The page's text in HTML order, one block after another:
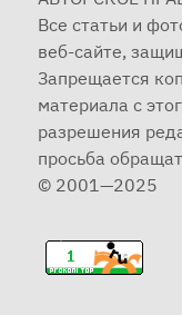
Все статьи и
веб-сайте,
Запрещается
материала с
разрешения
просьба
© 2001—2025